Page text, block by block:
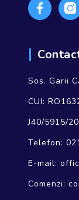
Sos. Garii
CUI:
J40/5915/
Telefon:
E-mail:
Comenzi: